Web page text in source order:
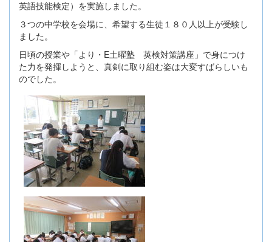
英語技能検定）を実施しました。
３つの中学校を会場に、希望する生徒１８０人以上が受験し
ました。
日頃の授業や「より・E土曜塾 英検対策講座」で身につけ
た力を発揮しようと、真剣に取り組む姿は大変すばらしいも
のでした。